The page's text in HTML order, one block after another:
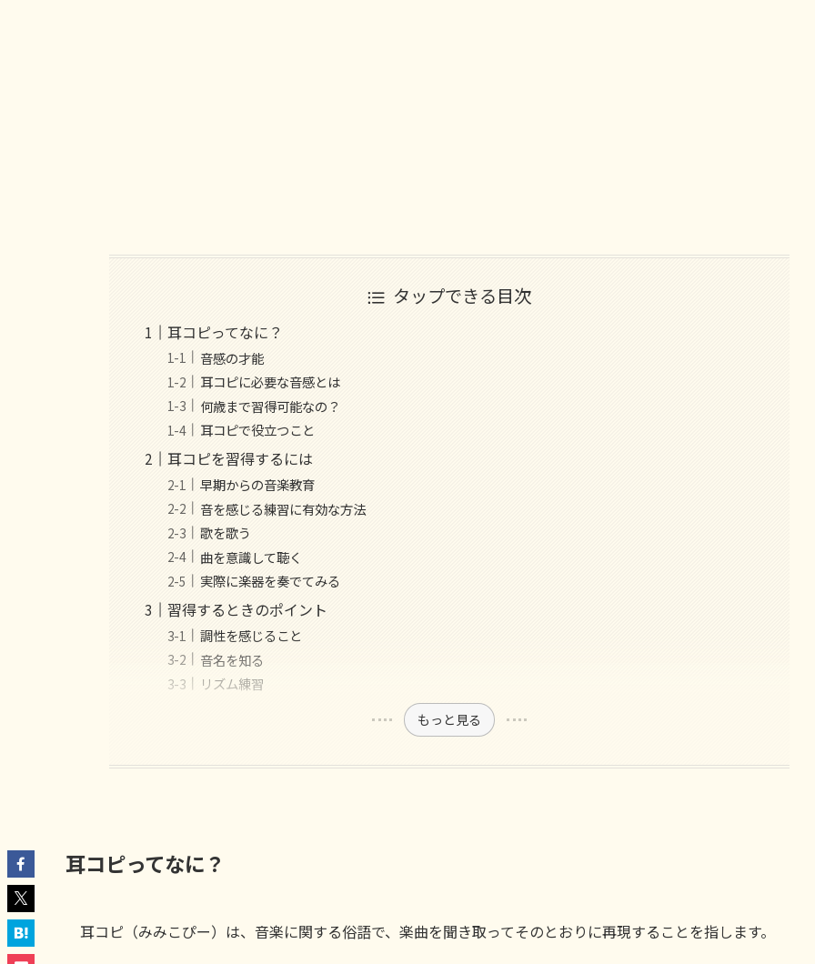
タップできる目次
耳コピってなに？
音感の才能
耳コピに必要な音感とは
何歳まで習得可能なの？
耳コピで役立つこと
耳コピを習得するには
早期からの音楽教育
音を感じる練習に有効な方法
歌を歌う
曲を意識して聴く
実際に楽器を奏でてみる
習得するときのポイント
調性を感じること
音名を知る
リズム練習
もっと見る
耳コピってなに？
耳コピ（みみこぴー）は、音楽に関する俗語で、楽曲を聞き取ってそのとおりに再現することを指します。